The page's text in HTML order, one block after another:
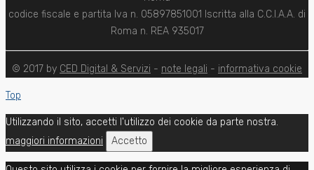
codice fiscale e partita Iva n. 05897851001 Iscritta alla C.C.I.A.A. di
Roma n. REA 935017
© 2017 by CED Digital & Servizi - note legali - informativa cookie
Top
Utilizzando il sito, accetti l'utilizzo dei cookie da parte nostra.
maggiori informazioni
Accetto